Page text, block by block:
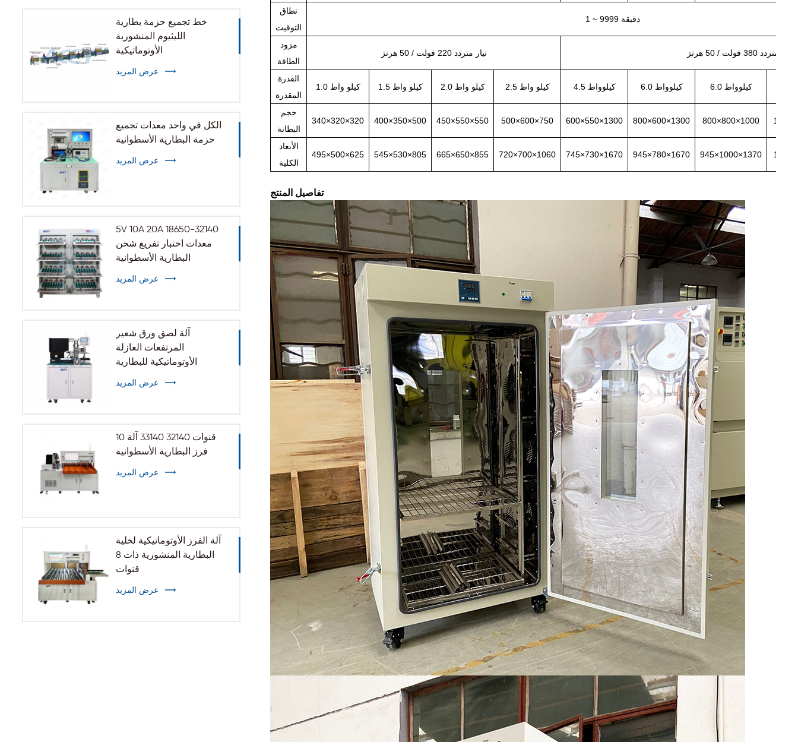
خط تجميع حزمة بطارية
الليثيوم المنشورية
الأوتوماتيكية
عرض المزيد
الكل في واحد معدات تجميع
حزمة البطارية الأسطوانية
عرض المزيد
5V 10A 20A 18650-32140
معدات اختبار تفريغ شحن
البطارية الأسطوانية
عرض المزيد
آلة لصق ورق شعير
المرتفعات العازلة
الأوتوماتيكية للبطارية
عرض المزيد
10 قنوات 32140 33140 آلة
فرز البطارية الأسطوانية
عرض المزيد
آلة الفرز الأوتوماتيكية لخلية
البطارية المنشورية ذات 8
قنوات
عرض المزيد
نطاق
التوقيت
1 ~ 9999 دقيقة
مزود
الطاقة
تيار متردد 220 فولت / 50 هرتز تيار متردد 380 فولت / 50 هرتز
القدرة
المقدرة
1.0 كيلو واط 1.5 كيلو واط 2.0 كيلو واط 2.5 كيلو واط 4.5 كيلوواط 6.0 كيلوواط 6.0 كيلوواط
حجم
البطانة
340×320×320 400×350×500 450×550×550 500×600×750 600×550×1300 800×600×1300 800×800×1000
الأبعاد
الكلية
495×500×625 545×530×805 665×650×855 720×700×1060 745×730×1670 945×780×1670 945×1000×1370
تفاصيل المنتج